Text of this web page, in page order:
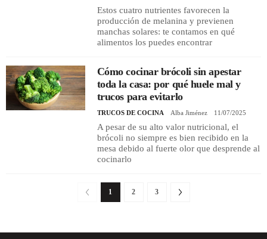
Estos cuatro nutrientes favorecen la
producción de melanina y previenen
manchas solares: te contamos en qué
alimentos los puedes encontrar
Cómo cocinar brócoli sin apestar
toda la casa: por qué huele mal y
trucos para evitarlo
TRUCOS DE COCINA Alba Jiménez 11/07/2025
A pesar de su alto valor nutricional, el
brócoli no siempre es bien recibido en la
mesa debido al fuerte olor que desprende al
cocinarlo
1 2 3